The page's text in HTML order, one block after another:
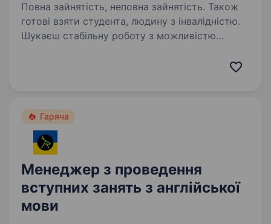
Повна зайнятість, неповна зайнятість. Також
готові взяти студента, людину з інвалідністю.
Шукаєш стабільну роботу з можливістю
команди! Навчання з нуля, стабільний дохід
з найбільшими…
Гаряча
Менеджер з проведення
вступних занять з англійської
мови